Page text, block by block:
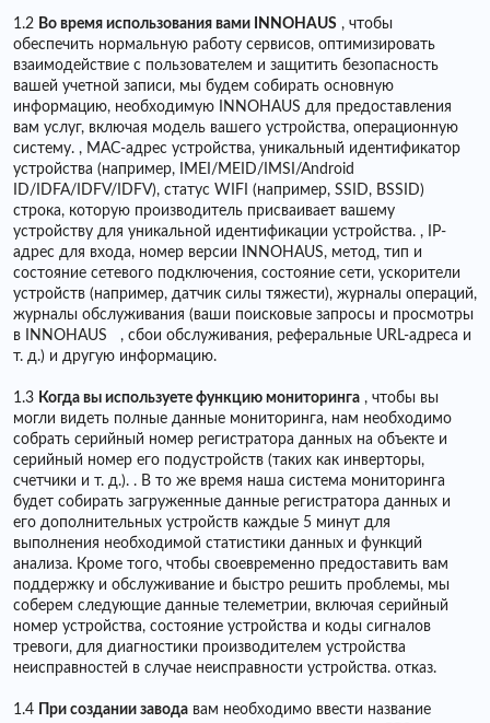
1.2 Во время использования вами INNOHAUS , чтобы
обеспечить нормальную работу сервисов, оптимизировать
взаимодействие с пользователем и защитить безопасность
вашей учетной записи, мы будем собирать основную
информацию, необходимую INNOHAUS для предоставления
вам услуг, включая модель вашего устройства, операционную
систему. , MAC-адрес устройства, уникальный идентификатор
устройства (например, IMEI/MEID/IMSI/Android
ID/IDFA/IDFV/IDFV), статус WIFI (например, SSID, BSSID)
строка, которую производитель присваивает вашему
устройству для уникальной идентификации устройства. , IP-
адрес для входа, номер версии INNOHAUS, метод, тип и
состояние сетевого подключения, состояние сети, ускорители
устройств (например, датчик силы тяжести), журналы операций,
журналы обслуживания (ваши поисковые запросы и просмотры
в INNOHAUS , сбои обслуживания, реферальные URL-адреса и
т. д.) и другую информацию.
1.3 Когда вы используете функцию мониторинга , чтобы вы
могли видеть полные данные мониторинга, нам необходимо
собрать серийный номер регистратора данных на объекте и
серийный номер его подустройств (таких как инверторы,
счетчики и т. д.). . В то же время наша система мониторинга
будет собирать загруженные данные регистратора данных и
его дополнительных устройств каждые 5 минут для
выполнения необходимой статистики данных и функций
анализа. Кроме того, чтобы своевременно предоставить вам
поддержку и обслуживание и быстро решить проблемы, мы
соберем следующие данные телеметрии, включая серийный
номер устройства, состояние устройства и коды сигналов
тревоги, для диагностики производителем устройства
неисправностей в случае неисправности устройства. отказ.
1.4 При создании завода вам необходимо ввести название